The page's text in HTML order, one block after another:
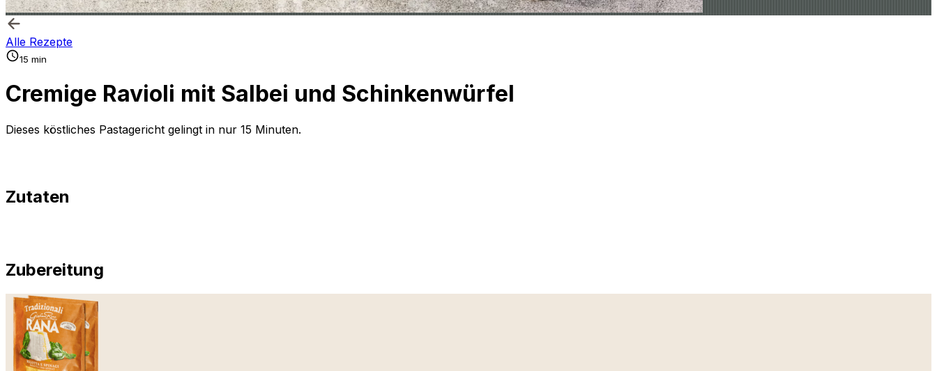
Alle Rezepte
15 min
Cremige Ravioli mit Salbei und Schinkenwürfel
Dieses köstliches Pastagericht gelingt in nur 15 Minuten.
Zutaten
Zubereitung